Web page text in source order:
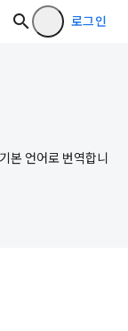
로그인
본 언어로 번역합니